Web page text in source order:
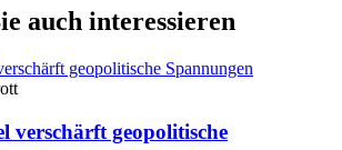
auch interessieren
verschärft geopolitische